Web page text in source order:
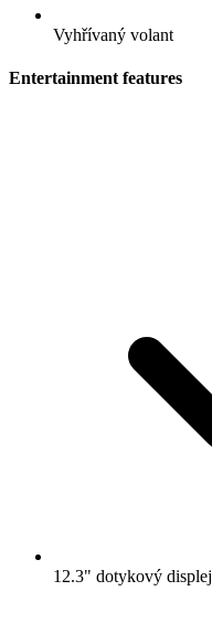
Vyhřívaný volant
Entertainment features
12.3" dotykový displej